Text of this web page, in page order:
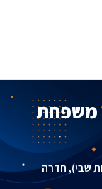
משפחת
שבי), חדרה